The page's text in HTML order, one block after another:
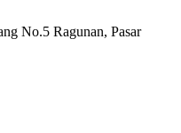
No.5 Ragunan, Pasar